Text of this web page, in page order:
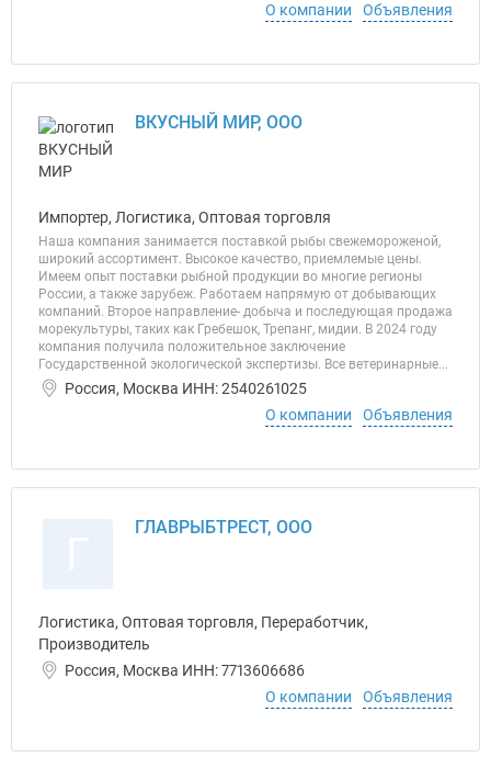
О компании
Объявления
ВКУСНЫЙ МИР, ООО
Импортер, Логистика, Оптовая торговля
Наша компания занимается поставкой рыбы свежемороженой,
широкий ассортимент. Высокое качество, приемлемые цены.
Имеем опыт поставки рыбной продукции во многие регионы
России, а также зарубеж. Работаем напрямую от добывающих
компаний. Второе направление- добыча и последующая продажа
морекультуры, таких как Гребешок, Трепанг, мидии. В 2024 году
компания получила положительное заключение
Государственной экологической экспертизы. Все ветеринарные...
Россия, Москва ИНН: 2540261025
О компании
Объявления
ГЛАВРЫБТРЕСТ, ООО
Логистика, Оптовая торговля, Переработчик,
Производитель
Россия, Москва ИНН: 7713606686
О компании
Объявления